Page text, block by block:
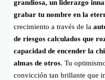
grandiosa, un liderazgo
grabar tu nombre en la
crecimiento a través de la
de riesgos calculados que
capacidad de encender la
almas de otros. Tu
convicción tan brillante que